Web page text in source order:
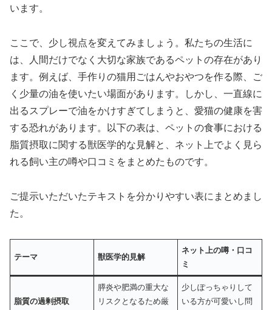
います。
ここで、少し視点を変えてみましょう。私たちの生活に
は、人間だけでなく大切な家族であるペットの存在があり
ます。例えば、手作りの猫用ごはんやおやつを作る際、ご
く少量の油を使いたい場面があります。しかし、一直線に
出るスプレーで油をかけすぎてしまうと、愛猫の健康を害
する恐れがあります。以下の表は、ペットの食事における
脂質摂取に関する獣医学的な見解と、ネット上でよく見ら
れる飼い主の噂や口コミをまとめたものです。
ご提示いただいたテキストを分かりやすい表にまとめまし
た。
テーマ 獣医学的見解
ネット上の噂・口コ
ミ
脂質の過剰摂取
膵炎や肥満の重大な
リスクとなるため厳
少しぽっちゃりして
いる方が可愛いし問